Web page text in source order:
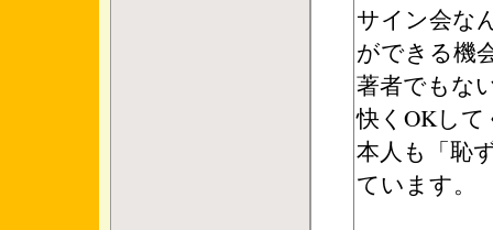
サイン会な
ができる機
著者でもな
快くOKし
本人も「恥
ています。